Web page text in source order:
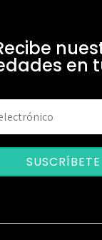
en
SUSCRÍBETE